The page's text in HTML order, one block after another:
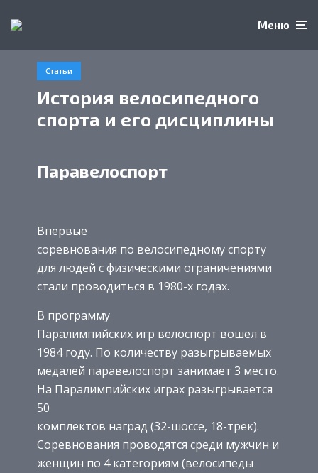
Меню
Статьи
История велосипедного
спорта и его дисциплины
Паравелоспорт
Впервые
соревнования по велосипедному спорту
для людей с физическими ограничениями
стали проводиться в 1980-х годах.
В программу
Паралимпийских игр велоспорт вошел в
1984 году. По количеству разыгрываемых
медалей паравелоспорт занимает 3 место.
На Паралимпийских играх разыгрывается
50
комплектов наград (32-шоссе, 18-трек).
Соревнования проводятся среди мужчин и
женщин по 4 категориям (велосипеды